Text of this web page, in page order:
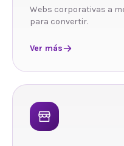
Webs corporativas a
para convertir.
Ver más